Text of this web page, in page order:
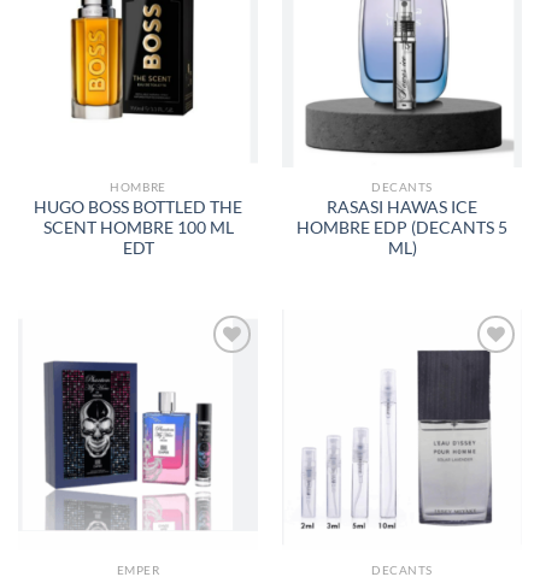
DESEOS
HOMBRE
HUGO BOSS BOTTLED THE
SCENT HOMBRE 100 ML
EDT
LISTA
DESEOS
DECANTS
RASASI HAWAS ICE
HOMBRE EDP (DECANTS 5
ML)
LISTA
DE
DESEOS
EMPER
AÑADIR
DE
DESEOS
DECANTS